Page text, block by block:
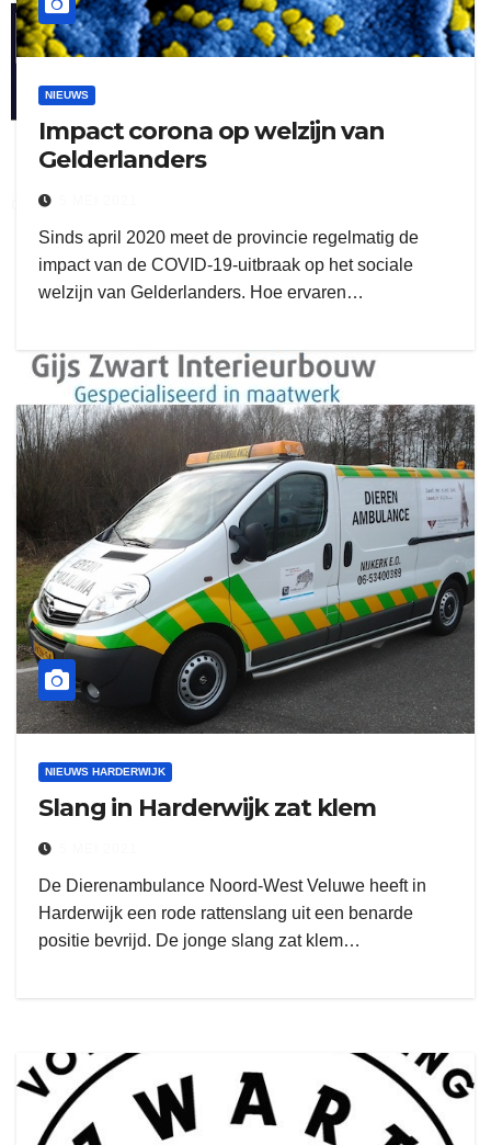
henkvandeberg
duo montage
gijs zwart interieurbouw
NIEUWS
Impact corona op welzijn van
Gelderlanders
Sinds april 2020 meet de provincie regelmatig de
impact van de COVID-19-uitbraak op het sociale
welzijn van Gelderlanders. Hoe ervaren…
NIEUWS HARDERWIJK
Slang in Harderwijk zat klem
De Dierenambulance Noord-West Veluwe heeft in
Harderwijk een rode rattenslang uit een benarde
positie bevrijd. De jonge slang zat klem…